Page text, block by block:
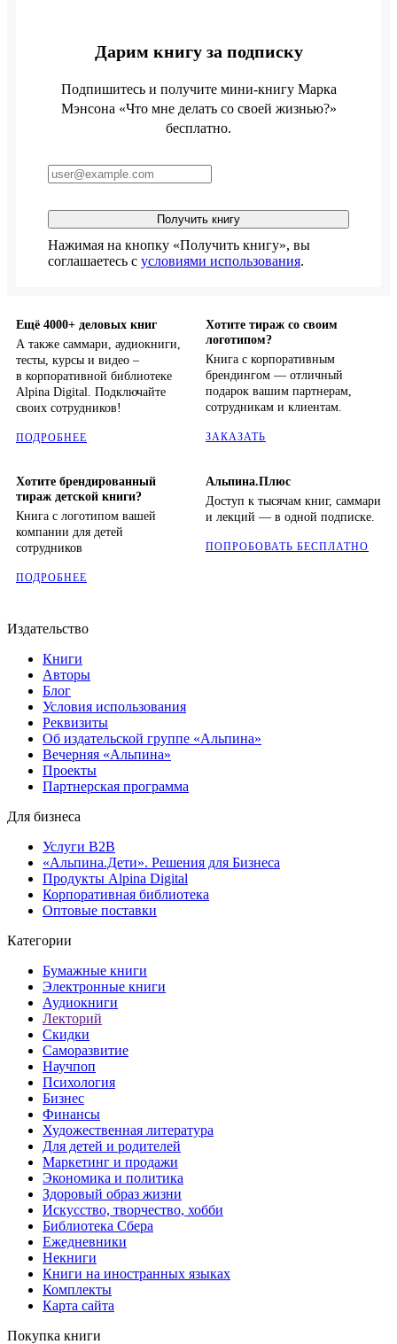
Дарим книгу за подписку
Подпишитесь и получите мини-книгу Марка
Мэнсона «Что мне делать со своей жизнью?»
бесплатно.
Получить книгу
Нажимая на кнопку «Получить книгу», вы
соглашаетесь с условиями использования.
Ещё 4000+ деловых книг
А также саммари, аудиокниги,
тесты, курсы и видео –
в корпоративной библиотеке
Alpina Digital. Подключайте
своих сотрудников!
ПОДРОБНЕЕ
Хотите тираж со своим
логотипом?
Книга с корпоративным
брендингом — отличный
подарок вашим партнерам,
сотрудникам и клиентам.
ЗАКАЗАТЬ
Хотите брендированный
тираж детской книги?
Книга с логотипом вашей
компании для детей
сотрудников
ПОДРОБНЕЕ
Альпина.Плюс
Доступ к тысячам книг, саммари
и лекций — в одной подписке.
ПОПРОБОВАТЬ БЕСПЛАТНО
Издательство
Книги
Авторы
Блог
Условия использования
Реквизиты
Об издательской группе «Альпина»
Вечерняя «Альпина»
Проекты
Партнерская программа
Для бизнеса
Услуги B2B
«Альпина.Дети». Решения для Бизнеса
Продукты Alpina Digital
Корпоративная библиотека
Оптовые поставки
Категории
Бумажные книги
Электронные книги
Аудиокниги
Лекторий
Скидки
Саморазвитие
Научпоп
Психология
Бизнес
Финансы
Художественная литература
Для детей и родителей
Маркетинг и продажи
Экономика и политика
Здоровый образ жизни
Искусство, творчество, хобби
Библиотека Сбера
Ежедневники
Некниги
Книги на иностранных языках
Комплекты
Карта сайта
Покупка книги